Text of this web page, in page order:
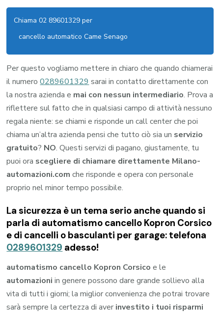
Chiama 02 89601329 per
cancello automatico Came Senago
Per questo vogliamo mettere in chiaro che quando chiamerai
il numero0289601329sarai in contatto direttamente con
la nostra azienda e mai con nessun intermediario. Prova a
riflettere sul fatto che in qualsiasi campo di attività nessuno
regala niente: se chiami e risponde un call center che poi
chiama un’altra azienda pensi che tutto ciò sia un servizio
gratuito? NO. Questi servizi di pagano, giustamente, tu
puoi ora scegliere di chiamare direttamente Milano-
automazioni.com che risponde e opera con personale
proprio nel minor tempo possibile.
La sicurezza è un tema serio anche quando si
parla di automatismo cancello Kopron Corsico
e di cancelli o basculanti per garage: telefona
0289601329 adesso!
automatismo cancello Kopron Corsico e le
automazioni in genere possono dare grande sollievo alla
vita di tutti i giorni; la miglior convenienza che potrai trovare
sarà sempre la certezza di aver investito i tuoi risparmi